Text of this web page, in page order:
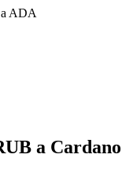
a ADA
a Cardano